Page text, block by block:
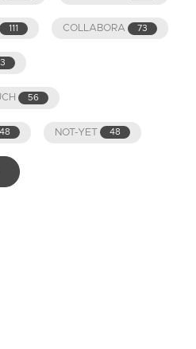
111 COLLABORA 73
56
48 NOT-YET 48